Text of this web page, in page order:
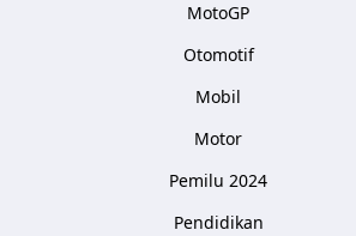
MotoGP
Otomotif
Mobil
Motor
Pemilu 2024
Pendidikan